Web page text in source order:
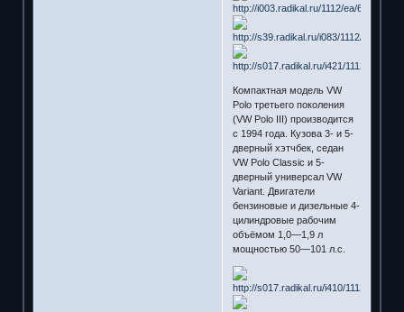
Компактная модель VW
Polo третьего поколения
(VW Polo III) производится
с 1994 года. Кузова 3- и 5-
дверный хэтчбек, седан
VW Polo Classic и 5-
дверный универсал VW
Variant. Двигатели
бензиновые и дизельные 4-
цилиндровые рабочим
объёмом 1,0—1,9 л
мощностью 50—101 л.с.